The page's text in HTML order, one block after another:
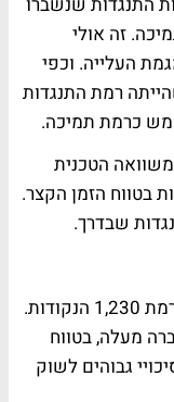
זה אולי
העלייה. וכפי
הנקודות שהייתה רמת התנגדות
כרמת תמיכה.
הטכנית
בטווח הזמן הקצר.
שבדרך.
1. תמיכה ראשונה ומשמעותית ביותר ברמת 1,230 הנקודות.
מעלה, בטווח
גבוהים לשוק